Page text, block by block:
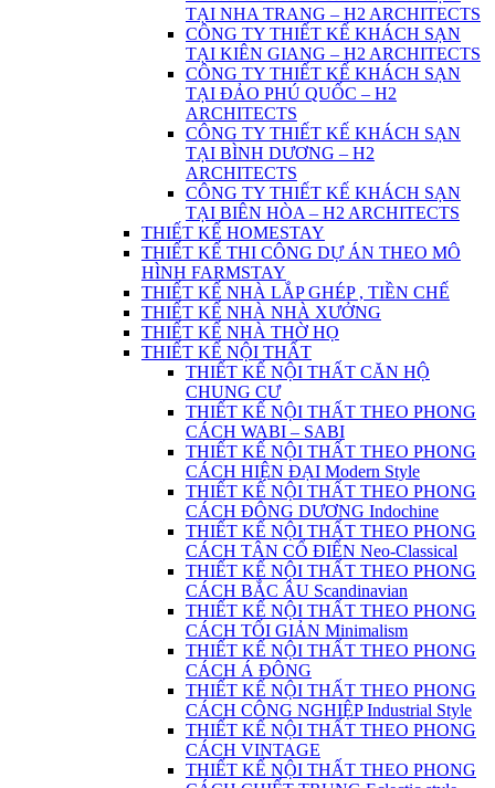
TẠI NHA TRANG – H2 ARCHITECTS
CÔNG TY THIẾT KẾ KHÁCH SẠN
TẠI KIÊN GIANG – H2 ARCHITECTS
CÔNG TY THIẾT KẾ KHÁCH SẠN
TẠI ĐẢO PHÚ QUỐC – H2
ARCHITECTS
CÔNG TY THIẾT KẾ KHÁCH SẠN
TẠI BÌNH DƯƠNG – H2
ARCHITECTS
CÔNG TY THIẾT KẾ KHÁCH SẠN
TẠI BIÊN HÒA – H2 ARCHITECTS
THIẾT KẾ HOMESTAY
THIẾT KẾ THI CÔNG DỰ ÁN THEO MÔ
HÌNH FARMSTAY
THIẾT KẾ NHÀ LẮP GHÉP , TIỀN CHẾ
THIẾT KẾ NHÀ NHÀ XƯỞNG
THIẾT KẾ NHÀ THỜ HỌ
THIẾT KẾ NỘI THẤT
THIẾT KẾ NỘI THẤT CĂN HỘ
CHUNG CƯ
THIẾT KẾ NỘI THẤT THEO PHONG
CÁCH WABI – SABI
THIẾT KẾ NỘI THẤT THEO PHONG
CÁCH HIỆN ĐẠI Modern Style
THIẾT KẾ NỘI THẤT THEO PHONG
CÁCH ĐÔNG DƯƠNG Indochine
THIẾT KẾ NỘI THẤT THEO PHONG
CÁCH TÂN CỔ ĐIỂN Neo-Classical
THIẾT KẾ NỘI THẤT THEO PHONG
CÁCH BẮC ÂU Scandinavian
THIẾT KẾ NỘI THẤT THEO PHONG
CÁCH TỐI GIẢN Minimalism
THIẾT KẾ NỘI THẤT THEO PHONG
CÁCH Á ĐÔNG
THIẾT KẾ NỘI THẤT THEO PHONG
CÁCH CÔNG NGHIỆP Industrial Style
THIẾT KẾ NỘI THẤT THEO PHONG
CÁCH VINTAGE
THIẾT KẾ NỘI THẤT THEO PHONG